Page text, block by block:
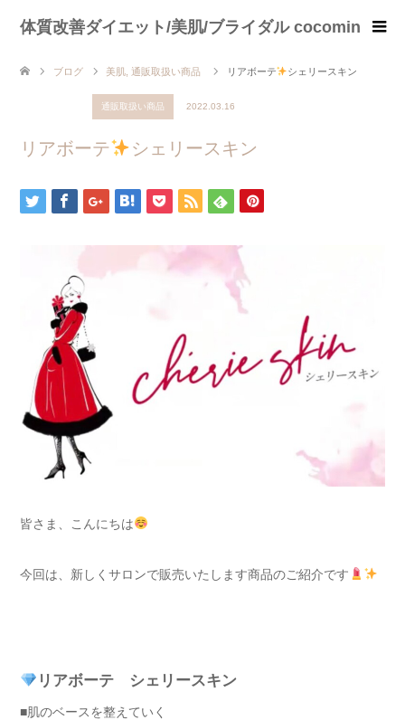
体質改善ダイエット/美肌/ブライダル cocomin
ブログ 美肌 通販取扱い商品 リアボーテ シェリースキン
通販取扱い商品 2022.03.16
リアボーテ シェリースキン
皆さま、こんにちは
今回は、新しくサロンで販売いたします商品のご紹介です
リアボーテ シェリースキン
■肌のベースを整えていく